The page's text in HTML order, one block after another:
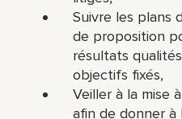
Suivre les plans
de proposition
résultats
objectifs fixés,
Veiller à la mise
afin de donner à